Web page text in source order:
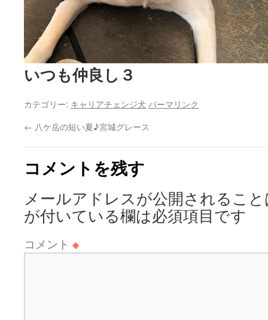
いつも仲良し３
カテゴリー: キャリアチェンジ犬 パーマリンク
← 八ケ岳の短い夏♪宮城グレース
コメントを残す
メールアドレスが公開されるこ
が付いている欄は必須項目です
コメント ※